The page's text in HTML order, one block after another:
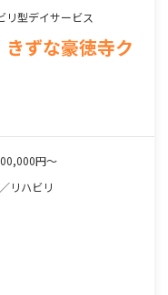
リ型デイサービス
ずな豪徳寺ク
円～
リハビリ